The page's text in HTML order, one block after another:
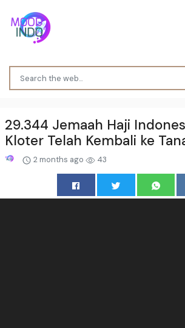
29.344 Jemaah Haji
Kloter Telah Kembali ke
2 months ago 43